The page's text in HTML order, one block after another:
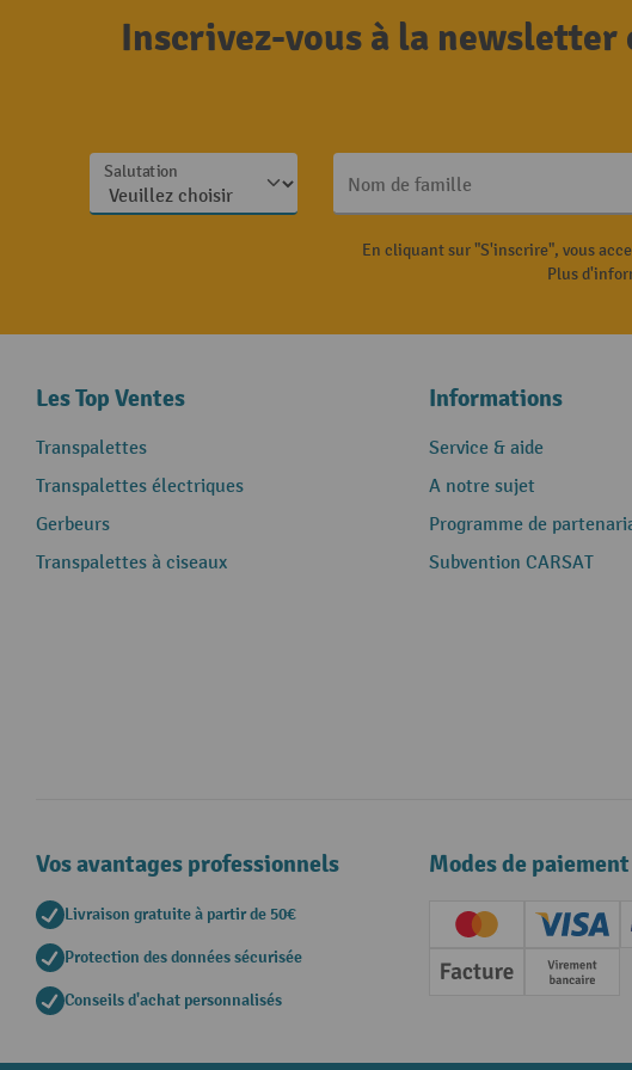
Inscrivez-vous à la newsletter
Salutation
Nom de famille
En cliquant sur "S'inscrire", vous
Plus
Les Top Ventes
Transpalettes
Transpalettes électriques
Gerbeurs
Transpalettes à ciseaux
Informations
Service & aide
A notre sujet
Programme de
Subvention CARSAT
Vos avantages professionnels
Livraison gratuite à partir de 50€
Protection des données sécurisée
Conseils d'achat personnalisés
Modes de paiement
Creditcard
Facture